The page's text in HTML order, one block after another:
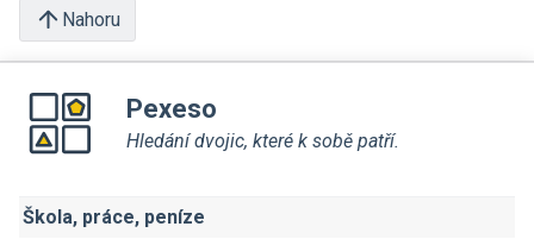
Nahoru
Pexeso
Hledání dvojic, které k sobě patří.
Škola, práce, peníze